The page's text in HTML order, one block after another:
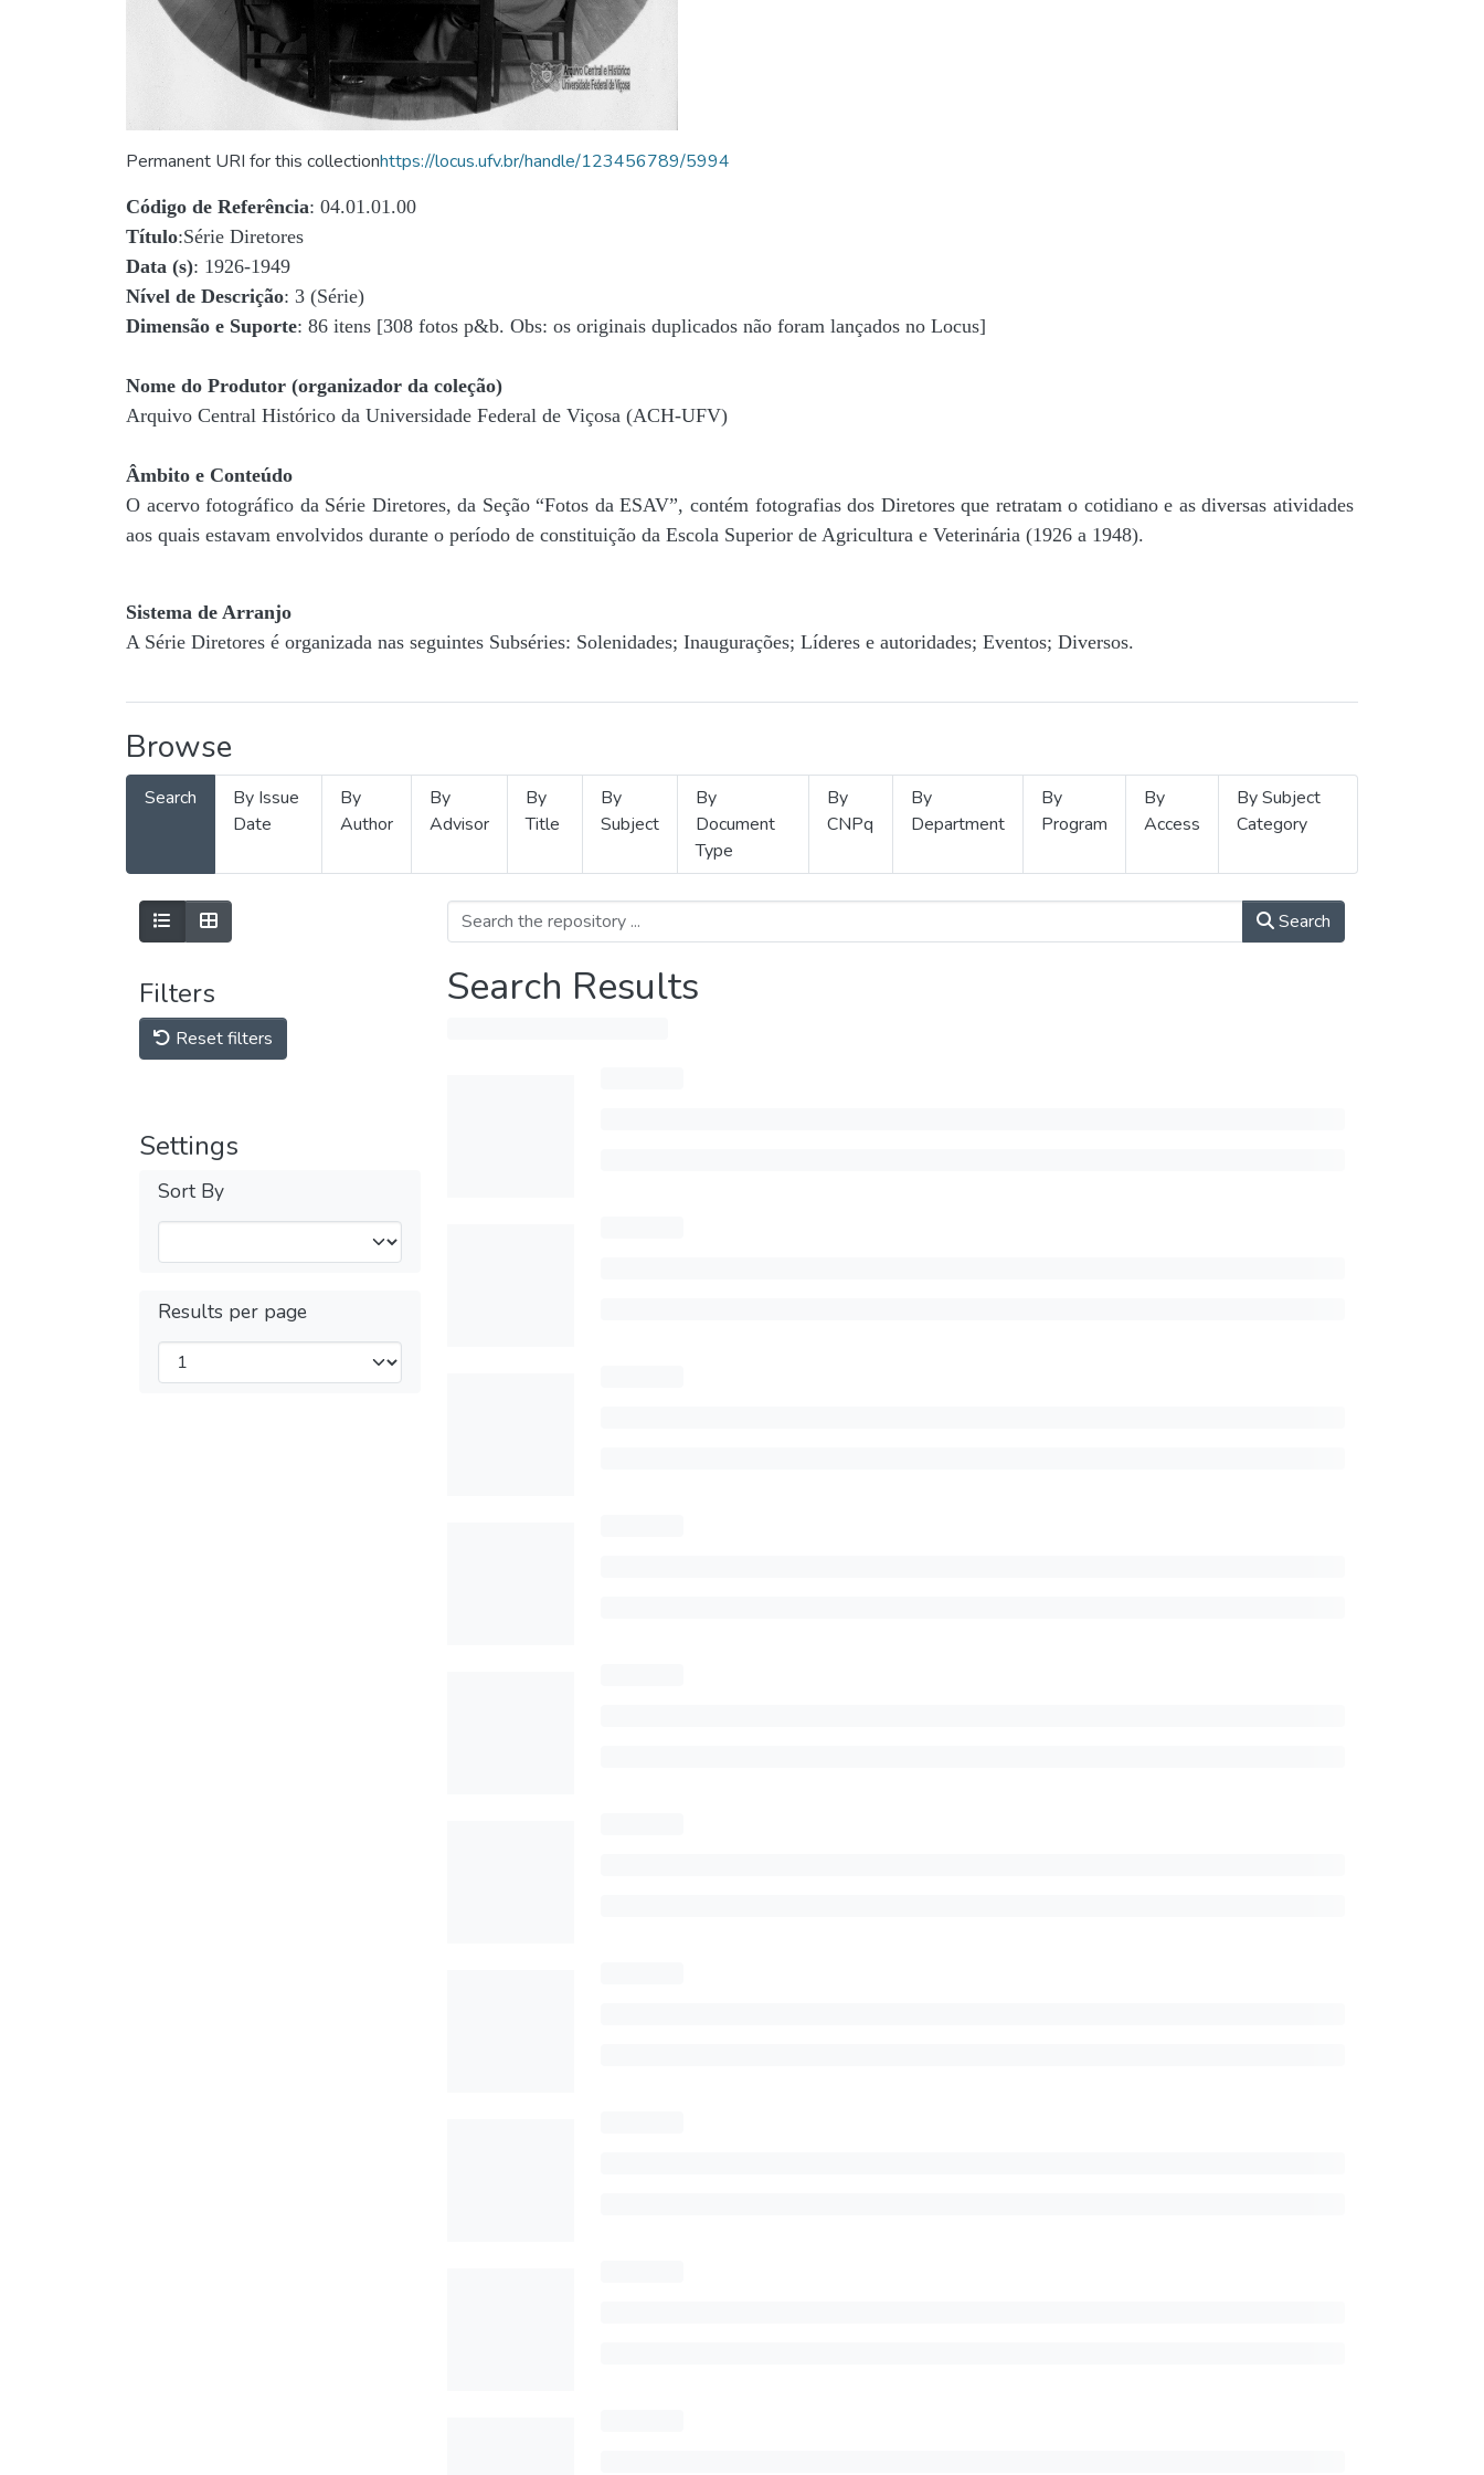
Permanent URI for this collectionhttps://locus.ufv.br/handle/123456789/5994
Código de Referência: 04.01.01.00
Título:Série Diretores
Data (s): 1926-1949
Nível de Descrição: 3 (Série)
Dimensão e Suporte: 86 itens [308 fotos p&b. Obs: os originais duplicados não foram lançados no Locus]
Nome do Produtor (organizador da coleção)
Arquivo Central Histórico da Universidade Federal de Viçosa (ACH-UFV)
Âmbito e Conteúdo
O acervo fotográfico da Série Diretores, da Seção “Fotos da ESAV”, contém fotografias dos Diretores que retratam o cotidiano e as diversas atividades
aos quais estavam envolvidos durante o período de constituição da Escola Superior de Agricultura e Veterinária (1926 a 1948).
Sistema de Arranjo
A Série Diretores é organizada nas seguintes Subséries: Solenidades; Inaugurações; Líderes e autoridades; Eventos; Diversos.
Browse
Search
By Issue
Date
By
Author
By
Advisor
By
Title
By
Subject
By
Document
Type
By
CNPq
By
Department
By
Program
By
Access
By Subject
Category
Filters
Reset filters
Settings
Sort By
Results per page
Search
Search Results